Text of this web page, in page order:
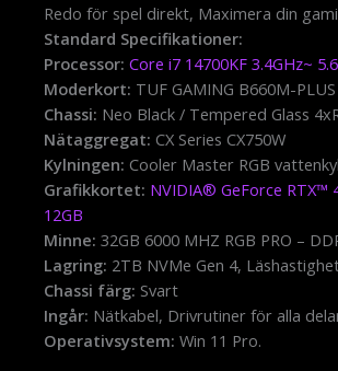
Redo för spel direkt, Maximera din
Standard Specifikationer:
Processor: Core i7 14700KF 3.4GHz~
Moderkort: TUF GAMING B660M-PLUS
Chassi: Neo Black / Tempered Glass
Nätaggregat: CX Series CX750W
Kylningen: Cooler Master RGB
Grafikkortet: NVIDIA® GeForce RTX™
12GB
Minne: 32GB 6000 MHZ RGB PRO –
Lagring: 2TB NVMe Gen 4,
Chassi färg: Svart
Ingår: Nätkabel, Drivrutiner för alla
Operativsystem: Win 11 Pro.